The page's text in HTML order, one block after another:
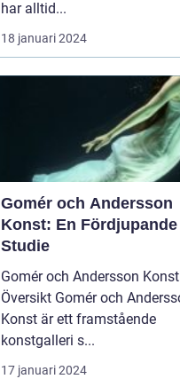
har alltid...
18 januari 2024
Gomér och Andersson
Konst: En Fördjupande
Studie
Gomér och Andersson
Översikt Gomér och Andersson
Konst är ett framstående
konstgalleri s...
17 januari 2024